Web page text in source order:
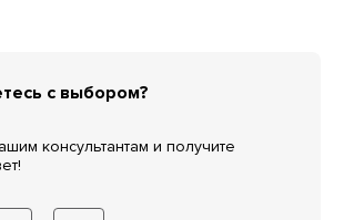
с выбором?
консультантам и получите